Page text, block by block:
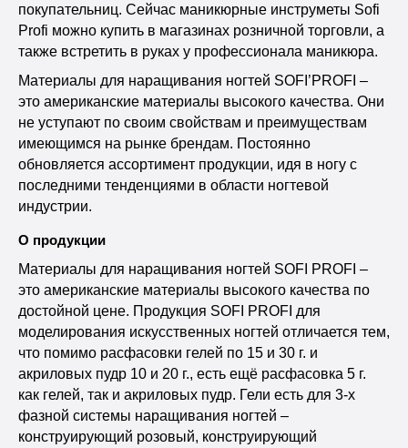
покупательниц. Сейчас маникюрные инструметы Sofi
Profi можно купить в магазинах розничной торговли, а
также встретить в руках у профессионала маникюра.
Материалы для наращивания ногтей SOFI’PROFI –
это американские материалы высокого качества. Они
не уступают по своим свойствам и преимуществам
имеющимся на рынке брендам. Постоянно
обновляется ассортимент продукции, идя в ногу с
последними тенденциями в области ногтевой
индустрии.
О продукции
Материалы для наращивания ногтей SOFI PROFI –
это американские материалы высокого качества по
достойной цене. Продукция SOFI PROFI для
моделирования искусственных ногтей отличается тем,
что помимо расфасовки гелей по 15 и 30 г. и
акриловых пудр 10 и 20 г., есть ещё расфасовка 5 г.
как гелей, так и акриловых пудр. Гели есть для 3-х
фазной системы наращивания ногтей –
конструирующий розовый, конструирующий